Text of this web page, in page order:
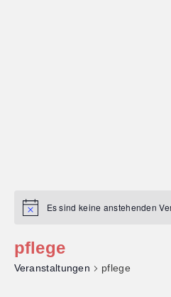
Es sind keine anstehenden
pflege
Veranstaltungen pflege